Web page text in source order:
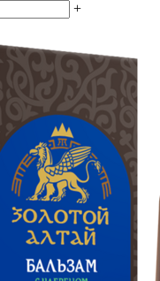
+